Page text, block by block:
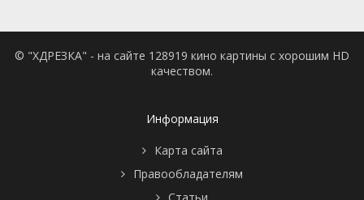
© "ХДРЕЗКА" - на сайте 128919 кино картины с хорошим HD
качеством.
Информация
Карта сайта
Правообладателям